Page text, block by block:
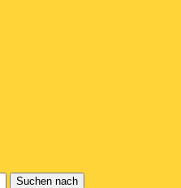
Suchen nach